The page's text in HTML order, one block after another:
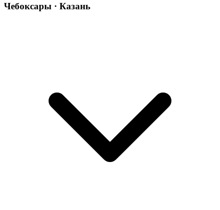
Чебоксары · Казань